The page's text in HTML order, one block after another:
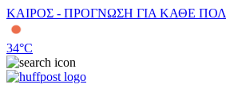
ΚΑΙΡΟΣ - ΠΡΟΓΝΩΣΗ ΓΙΑ ΚΑΘΕ
34°C